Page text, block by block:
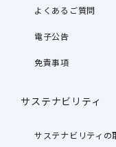
よくあるご質問
電子公告
免責事項
サステナビリティ
サステナビリティの